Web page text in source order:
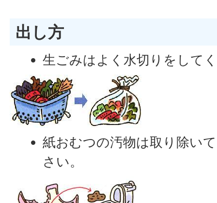
出し方
生ごみはよく水切りをして
紙おむつの汚物は取り除い
さい。